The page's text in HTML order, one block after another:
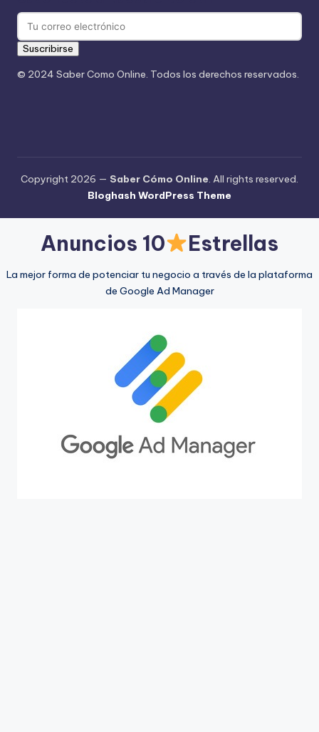
Suscribirse
© 2024 Saber Como Online. Todos los derechos reservados.
Copyright 2026 — Saber Cómo Online. All rights reserved.
Bloghash WordPress Theme
Anuncios 10 Estrellas
La mejor forma de potenciar tu negocio a través de la plataforma
de Google Ad Manager